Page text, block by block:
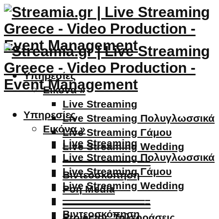
Υπηρεσίες
Εικόνα »
Live Streaming
Live Streaming Πολυγλωσσικά
Live Streaming Γάμου
Live Streaming Wedding
————————–
Βιντεοσκόπηση
Ροή Media
————————–
Υπηρεσίες
Εικόνα »
Live Streaming
Live Streaming Πολυγλωσσικά
Live Streaming Γάμου
Live Streaming Wedding
————————–
Βιντεοσκόπηση